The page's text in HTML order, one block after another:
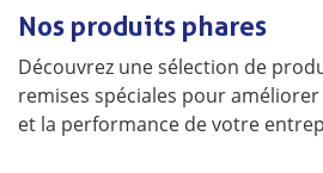
Nos produits phares
Découvrez une sélection de
remises spéciales pour améliorer
et la performance de votre